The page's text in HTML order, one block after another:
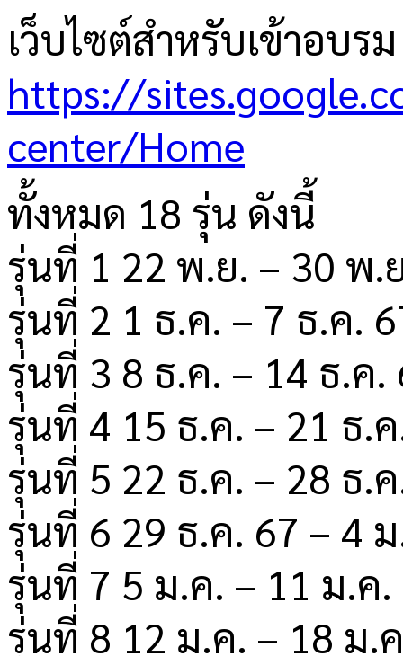
เว็บไซต์สำหรับเข้าอบรม
https://
center/Home
ทั้งหมด 18 รุ่น ดังนี้
รุ่นที่ 1 22 พ.ย. – 30 พ.
รุ่นที่ 2 1 ธ.ค. – 7 ธ.ค.
รุ่นที่ 3 8 ธ.ค. – 14 ธ.ค.
รุ่นที่ 4 15 ธ.ค. – 21 ธ.
รุ่นที่ 5 22 ธ.ค. – 28 ธ.
รุ่นที่ 6 29 ธ.ค. 67 – 4
รุ่นที่ 7 5 ม.ค. – 11 ม.ค.
รุ่นที่ 8 12 ม.ค. – 18 ม.